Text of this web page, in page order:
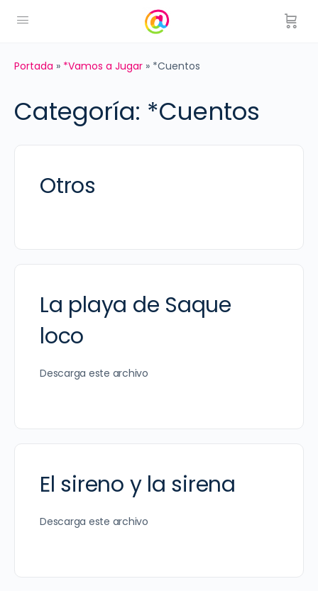
Portada » *Vamos a Jugar » *Cuentos
Categoría: *Cuentos
Otros
La playa de Saque
loco
Descarga este archivo
El sireno y la sirena
Descarga este archivo